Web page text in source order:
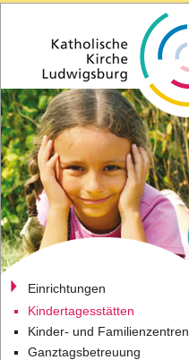
Einrichtungen
Kindertagesstätten
Kinder- und Familienzentren
Ganztagsbetreuung